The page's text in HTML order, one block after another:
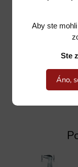
Aby ste
Ste
Áno,